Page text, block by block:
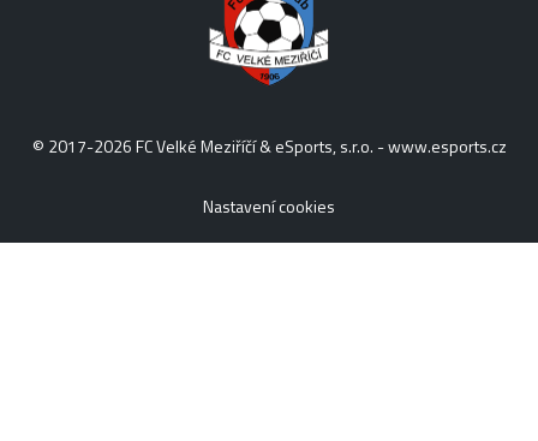
© 2017-2026 FC Velké Meziříčí & eSports, s.r.o. -www.esports.cz
Nastavení cookies